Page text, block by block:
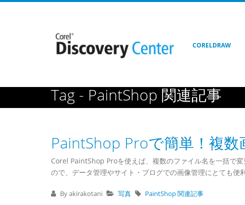
CORELDRAW
Tag - PaintShop 関連記事
PaintShop Proで簡単！複数
Corel PaintShop Proを使えば、複数のファイル名を一括で
ので、データ管理やサイト・ブログでの画像管理にとても便
By akirakotani 写真 PaintShop 関連記事